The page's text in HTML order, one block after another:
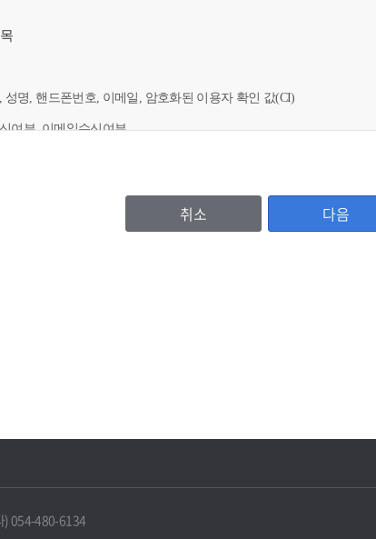
명, 핸드폰번호, 이메일, 암호화된 이용자 확인 값(CI)
여부, 이메일수신여부
법인기업의 경우 법인등록번호), 기업명, 비밀번호, 대표자명, 주소,
없이 해당 개인정보를 파기합니다.
취소 다음
) 054-480-6134